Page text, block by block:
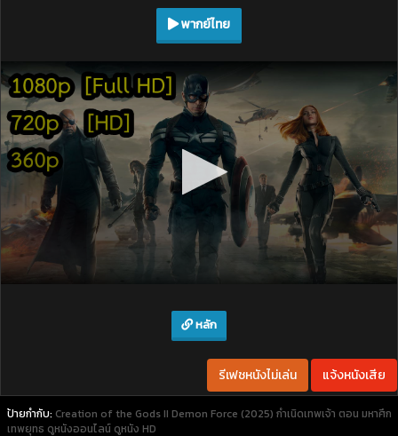
พากย์ไทย
หลัก
รีเฟชหนังไม่เล่น แจ้งหนังเสีย
ป้ายกำกับ: Creation of the Gods II Demon Force (2025) กำเนิดเทพเจ้า ตอน มหาศึก
เทพยุทธ ดูหนังออนไลน์ ดูหนัง HD